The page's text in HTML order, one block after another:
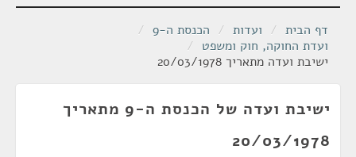
דף הבית / ועדות / הכנסת ה-9
/
ועדת החוקה, חוק ומשפט /
ישיבת ועדה מתאריך 20/03/1978
ישיבת ועדה של הכנסת ה-9 מתאריך
20/03/1978